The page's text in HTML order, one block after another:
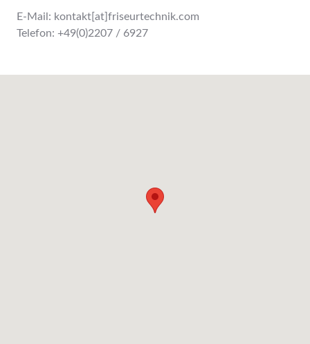
E-Mail: kontakt[at]friseurtechnik.com
Telefon: +49(0)2207 / 6927